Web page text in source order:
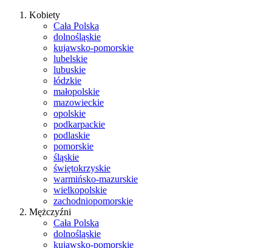
Kobiety
Cała Polska
dolnośląskie
kujawsko-pomorskie
lubelskie
lubuskie
łódzkie
małopolskie
mazowieckie
opolskie
podkarpackie
podlaskie
pomorskie
śląskie
świętokrzyskie
warmińsko-mazurskie
wielkopolskie
zachodniopomorskie
Mężczyźni
Cała Polska
dolnośląskie
kujawsko-pomorskie